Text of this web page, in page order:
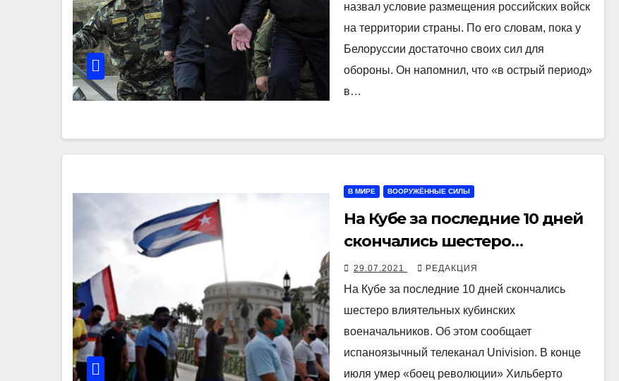
назвал условие размещения российских войск
на территории страны. По его словам, пока у
Белоруссии достаточно своих сил для
обороны. Он напомнил, что «в острый период»
в…
В МИРЕ ВООРУЖЁННЫЕ СИЛЫ
На Кубе за последние 10 дней
скончались шестеро
высокопоставленных
военачальников
29.07.2021 РЕДАКЦИЯ
На Кубе за последние 10 дней скончались
шестеро влиятельных кубинских
военачальников. Об этом сообщает
испаноязычный телеканал Univision. В конце
июля умер «боец революции» Хильберто